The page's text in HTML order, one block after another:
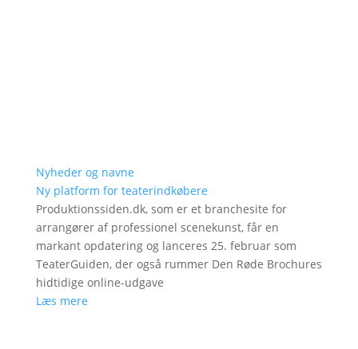
Nyheder og navne
Ny platform for teaterindkøbere
Produktionssiden.dk, som er et branchesite for
arrangører af professionel scenekunst, får en
markant opdatering og lanceres 25. februar som
TeaterGuiden, der også rummer Den Røde Brochures
hidtidige online-udgave
Læs mere